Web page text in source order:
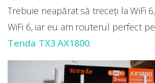
Trebuie neapărat să treceți la WiFi
WiFi 6, iar eu am routerul perfect
Tenda TX3 AX1800.